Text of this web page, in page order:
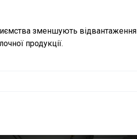
зменшують відвантаження
продукції.